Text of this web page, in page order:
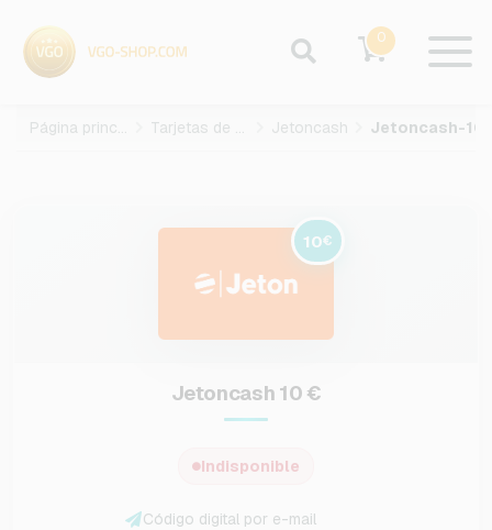
0
Página principal Tarjetas de pago Jetoncash
10€
Jetoncash 10 €
Indisponible
Código digital por e-mail